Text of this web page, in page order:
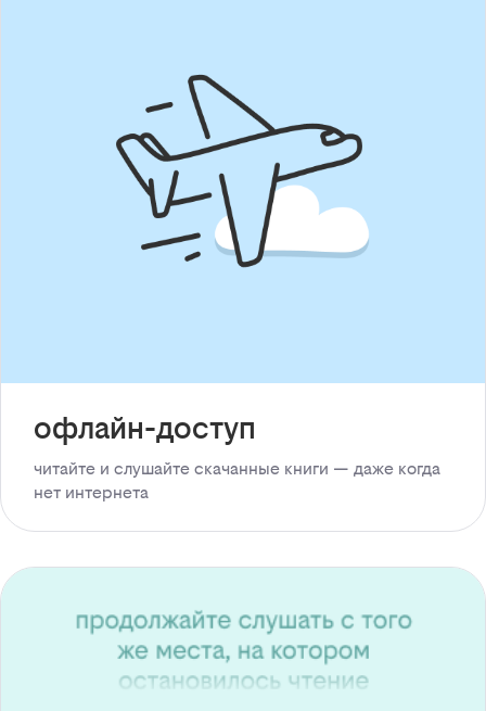
офлайн-доступ
читайте и слушайте скачанные книги — даже когда
нет интернета